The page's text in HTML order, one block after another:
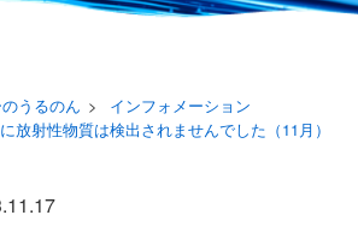
うるのん
インフォメーション
放射性物質は検出されませんでした（11月）